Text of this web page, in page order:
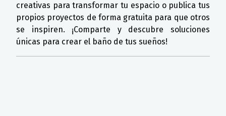
creativas para transformar tu espacio o publica tus
propios proyectos de forma gratuita para que otros
se inspiren. ¡Comparte y descubre soluciones
únicas para crear el baño de tus sueños!